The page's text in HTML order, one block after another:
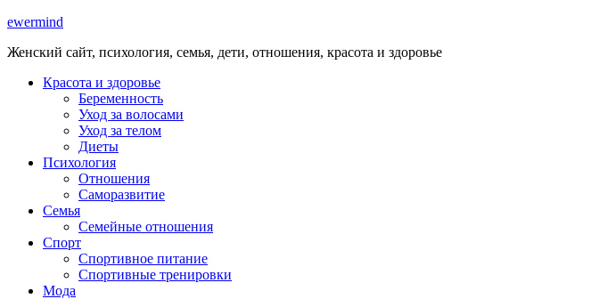
ewermind
Женский сайт, психология, семья, дети, отношения, красота и здоровье
Красота и здоровье
Беременность
Уход за волосами
Уход за телом
Диеты
Психология
Отношения
Саморазвитие
Семья
Семейные отношения
Спорт
Спортивное питание
Спортивные тренировки
Мода